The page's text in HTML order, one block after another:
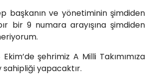
başkanın ve yönetiminin şimdiden
bir 9 numara arayışına şimdiden
şehrimiz A Milli Takımımıza
sahipliği yapacaktır.